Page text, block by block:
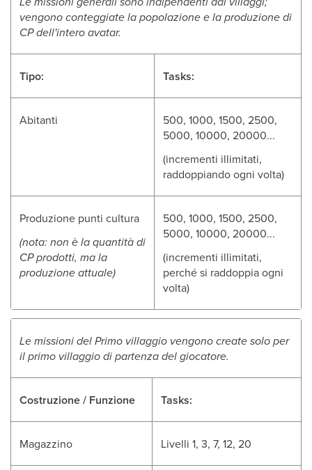
vengono conteggiate la popolazione e la produzione di
CP dell'intero avatar.
Tipo: Tasks:
Abitanti
500, 1000, 1500, 2500,
5000, 10000, 20000...
(incrementi illimitati,
raddoppiando ogni volta)
Produzione punti cultura
(nota: non è la quantità di
CP prodotti, ma la
produzione attuale)
500, 1000, 1500, 2500,
5000, 10000, 20000...
(incrementi illimitati,
perché si raddoppia ogni
volta)
Le missioni del Primo villaggio vengono create solo per
il primo villaggio di partenza del giocatore.
Costruzione / Funzione Tasks:
Magazzino Livelli 1, 3, 7, 12, 20